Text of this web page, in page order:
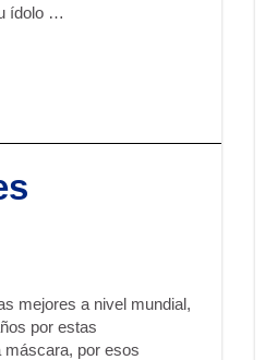
ídolo …
mejores a nivel mundial,
por estas
máscara, por esos